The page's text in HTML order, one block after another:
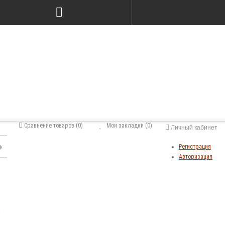
Личный кабинет
Регистрация
Авторизация
Мои закладки (0)
Сравнение товаров (0)